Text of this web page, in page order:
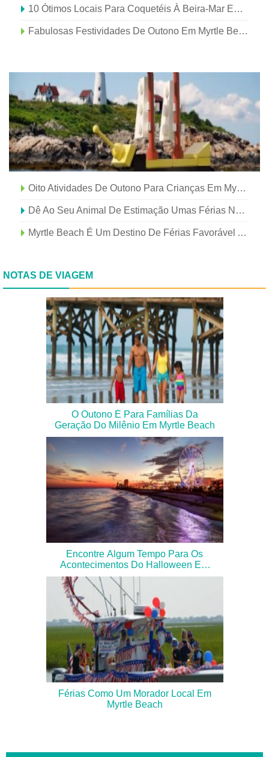
10 Ótimos Locais Para Coquetéis À Beira-Mar Em Myrtle Beach
Fabulosas Festividades De Outono Em Myrtle Beach
Oito Atividades De Outono Para Crianças Em Myrtle Beach, Carolina Do Sul
Dê Ao Seu Animal De Estimação Umas Férias Na Praia Em Myrtle Beach
Myrtle Beach É Um Destino De Férias Favorável Ao Autismo
NOTAS DE VIAGEM
O Outono É Para Famílias Da
Geração Do Milênio Em Myrtle Beach
Encontre Algum Tempo Para Os
Acontecimentos Do Halloween Em
Myrtle Beach!
Férias Como Um Morador Local Em
Myrtle Beach